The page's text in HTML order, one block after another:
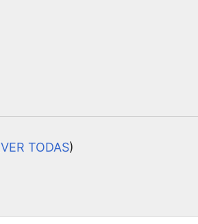
VER TODAS)